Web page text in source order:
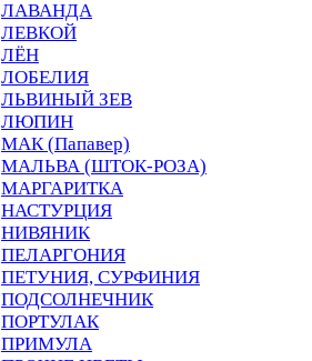
ЛАВАНДА
ЛЕВКОЙ
ЛЁН
ЛОБЕЛИЯ
ЛЬВИНЫЙ ЗЕВ
ЛЮПИН
МАК (Папавер)
МАЛЬВА (ШТОК-РОЗА)
МАРГАРИТКА
НАСТУРЦИЯ
НИВЯНИК
ПЕЛАРГОНИЯ
ПЕТУНИЯ, СУРФИНИЯ
ПОДСОЛНЕЧНИК
ПОРТУЛАК
ПРИМУЛА